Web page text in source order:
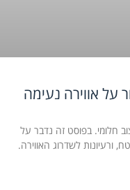
על אווירה נעימה
חלומי. בפוסט זה נדבר על
ורעיונות לשדרוג האווירה.